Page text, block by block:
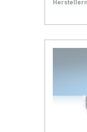
derIn den